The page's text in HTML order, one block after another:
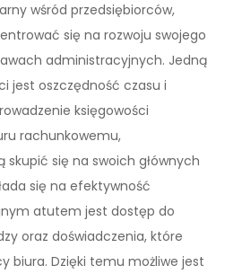
wśród przedsiębiorców,
się na rozwoju swojego
administracyjnych. Jedną
jest oszczędność czasu i
księgowości
rachunkowemu,
się na swoich głównych
się na efektywność
atutem jest dostęp do
oraz doświadczenia, które
biura. Dzięki temu możliwe jest